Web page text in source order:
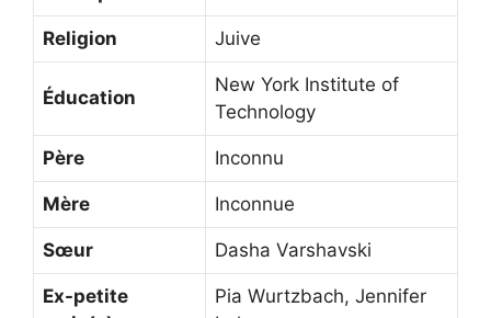
Religion Juive
Éducation
New York Institute of
Technology
Père Inconnu
Mère Inconnue
Sœur Dasha Varshavski
Ex-petite
Pia Wurtzbach, Jennifer